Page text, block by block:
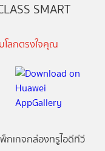
SMART
โลกตรงใจคุณ
กเกจกล่องทรูไอดีทีวี